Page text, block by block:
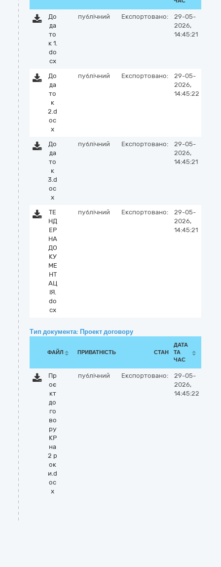
До
да
то
к 1.
do
cx
публічний Експортовано:
29-05-
2026,
14:45:21
До
да
то
к
2.d
oc
x
публічний Експортовано:
29-05-
2026,
14:45:22
До
да
то
к
3.d
oc
x
публічний Експортовано:
29-05-
2026,
14:45:21
ТЕ
НД
ЕР
НА
ДО
КУ
МЕ
НТ
АЦ
ІЯ.
do
cx
публічний Експортовано:
29-05-
2026,
14:45:21
Тип документа: Проект договору
ФАЙЛ ПРИВАТНІСТЬ СТАН
ДАТА
ТА
ЧАС
Пр
оє
кт
до
го
во
ру
КР
на
2 р
ок
и.d
oc
x
публічний Експортовано:
29-05-
2026,
14:45:22